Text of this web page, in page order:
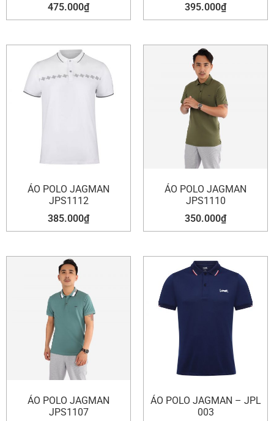
475.000₫
395.000₫
ÁO POLO JAGMAN
JPS1112
385.000₫
ÁO POLO JAGMAN
JPS1110
350.000₫
ÁO POLO JAGMAN
JPS1107
ÁO POLO JAGMAN – JPL
003